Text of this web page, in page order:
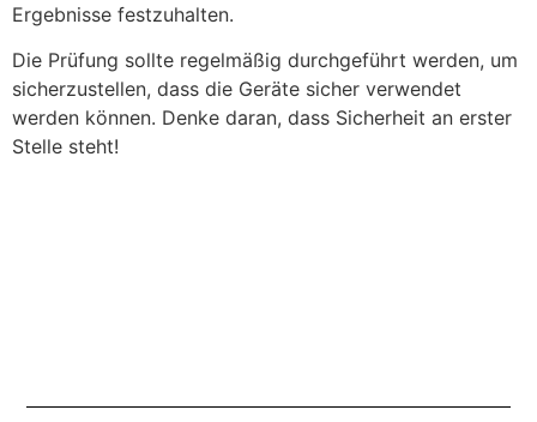
Ergebnisse festzuhalten.
Die Prüfung sollte regelmäßig durchgeführt werden, um
sicherzustellen, dass die Geräte sicher verwendet
werden können. Denke daran, dass Sicherheit an erster
Stelle steht!